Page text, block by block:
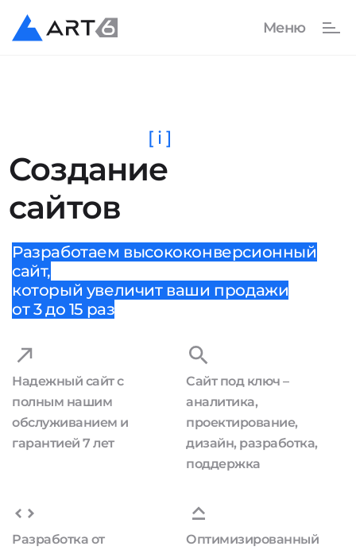
Создание
сайтов
[ i ]
Разработаем высококонверсионный
сайт,
который увеличит ваши продажи
от 3 до 15 раз
Надежный сайт с
полным нашим
обслуживанием и
гарантией 7 лет
Сайт под ключ –
аналитика,
проектирование,
дизайн, разработка,
поддержка
Разработка от
Оптимизированный